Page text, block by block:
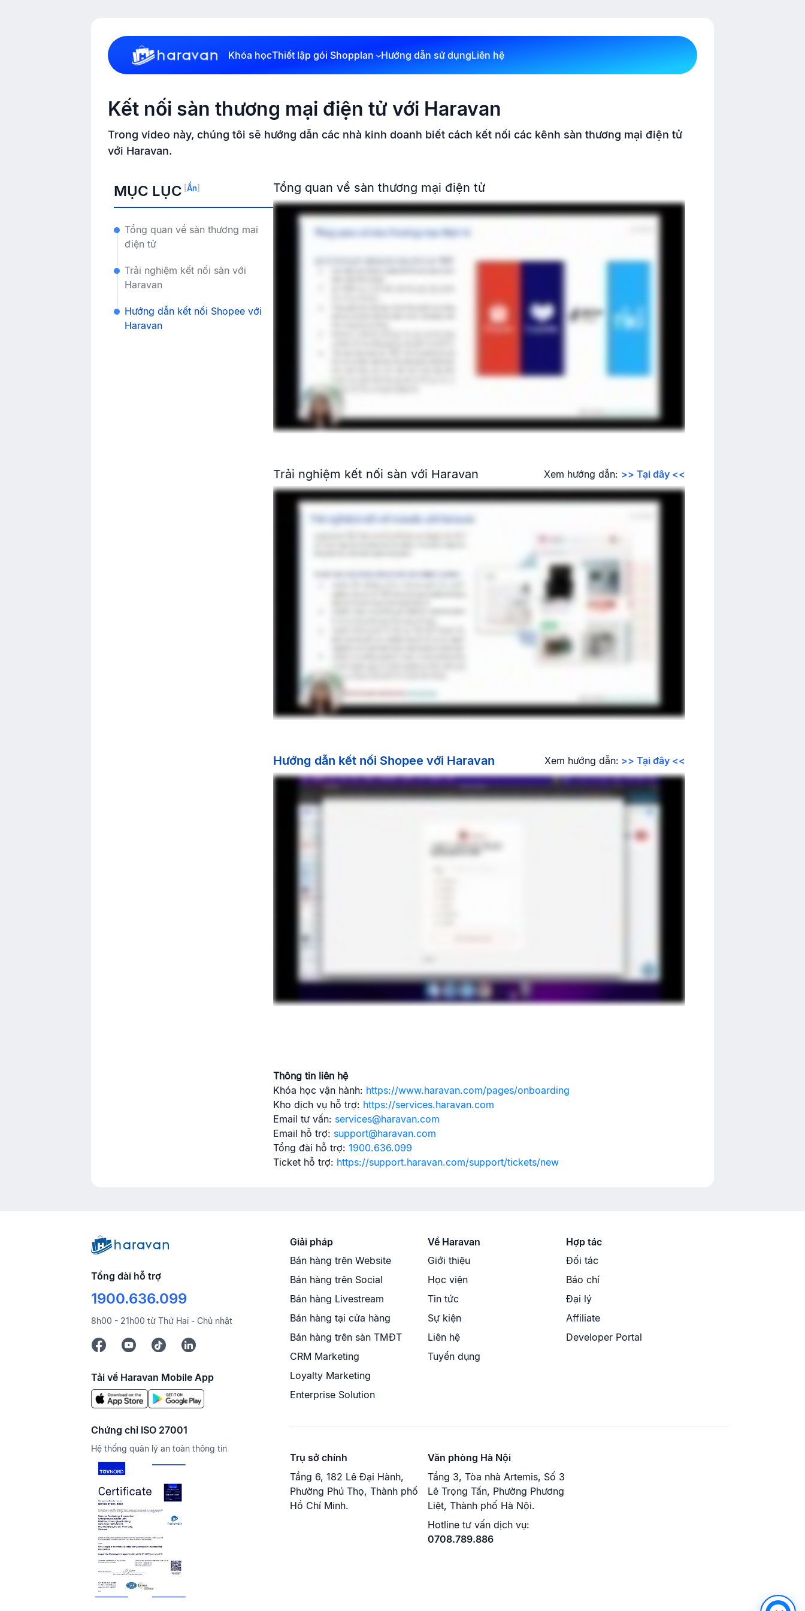
Khóa họcThiết lập gói Shopplan Hướng dẫn sử dụngLiên hệ
Kết nối sàn thương mại điện tử với Haravan
Trong video này, chúng tôi sẽ hướng dẫn các nhà kinh doanh biết cách kết nối các kênh sàn thương mại điện tử
với Haravan.
MỤC LỤC Ẩn
Tổng quan về sàn thương mại
điện tử
Trải nghiệm kết nối sàn với
Haravan
Hướng dẫn kết nối Shopee với
Haravan
Tổng quan về sàn thương mại điện tử
Trải nghiệm kết nối sàn với Haravan Xem hướng dẫn: >> Tại đây <<
Hướng dẫn kết nối Shopee với Haravan Xem hướng dẫn: >> Tại đây <<
Thông tin liên hệ
Khóa học vận hành: https://www.haravan.com/pages/onboarding
Kho dịch vụ hỗ trợ: https://services.haravan.com
Email tư vấn: services@haravan.com
Email hỗ trợ: support@haravan.com
Tổng đài hỗ trợ: 1900.636.099
Ticket hỗ trợ: https://support.haravan.com/support/tickets/new
Tổng đài hỗ trợ
1900.636.099
8h00 - 21h00 từ Thứ Hai - Chủ nhật
Tải về Haravan Mobile App
Chứng chỉ ISO 27001
Hệ thống quản lý an toàn thông tin
Giải pháp
Bán hàng trên Website
Bán hàng trên Social
Bán hàng Livestream
Bán hàng tại cửa hàng
Bán hàng trên sàn TMĐT
CRM Marketing
Loyalty Marketing
Enterprise Solution
Về Haravan
Giới thiệu
Học viện
Tin tức
Sự kiện
Liên hệ
Tuyển dụng
Hợp tác
Đối tác
Báo chí
Đại lý
Affiliate
Developer Portal
Trụ sở chính
Tầng 6, 182 Lê Đại Hành,
Phường Phú Thọ, Thành phố
Hồ Chí Minh.
Văn phòng Hà Nội
Tầng 3, Tòa nhà Artemis, Số 3
Lê Trọng Tấn, Phường Phương
Liệt, Thành phố Hà Nội.
Hotline tư vấn dịch vụ:
0708.789.886